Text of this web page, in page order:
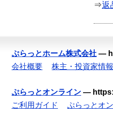
⇒返
ぷらっとホーム株式会社 —
会社概要
株主・投資家情報
ぷらっとオンライン —
ご利用ガイド
ぷらっとオ